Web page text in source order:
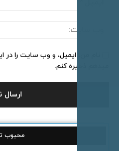
من، ایمیل، و وب سایت را در این
ذخیره کنم.
محبوب ترین